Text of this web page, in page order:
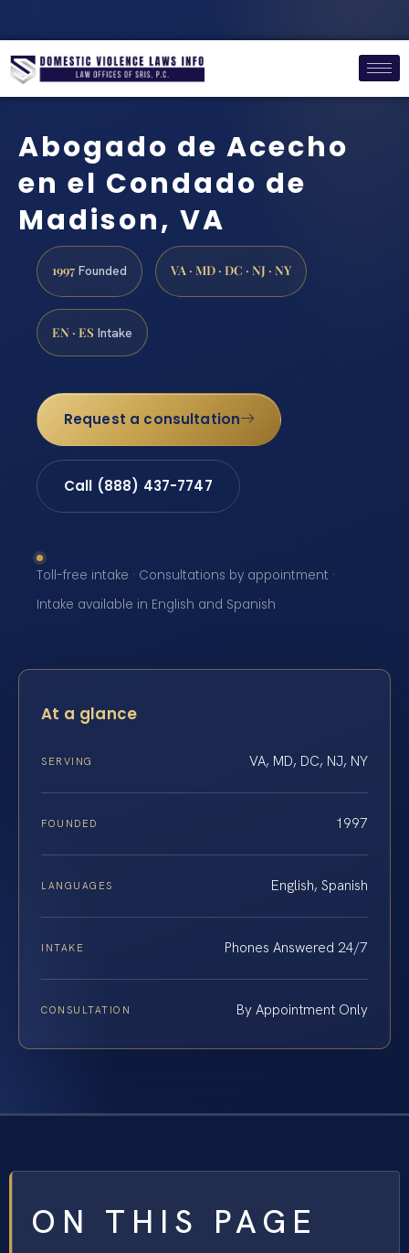
Abogado de Acecho
en el Condado de
Madison, VA
1997 Founded VA · MD · DC · NJ · NY
EN · ES Intake
Request a consultation
Call (888) 437-7747
Toll-free intake · Consultations by appointment ·
Intake available in English and Spanish
At a glance
SERVING VA, MD, DC, NJ, NY
FOUNDED 1997
LANGUAGES English, Spanish
INTAKE Phones Answered 24/7
CONSULTATION By Appointment Only
ON THIS PAGE